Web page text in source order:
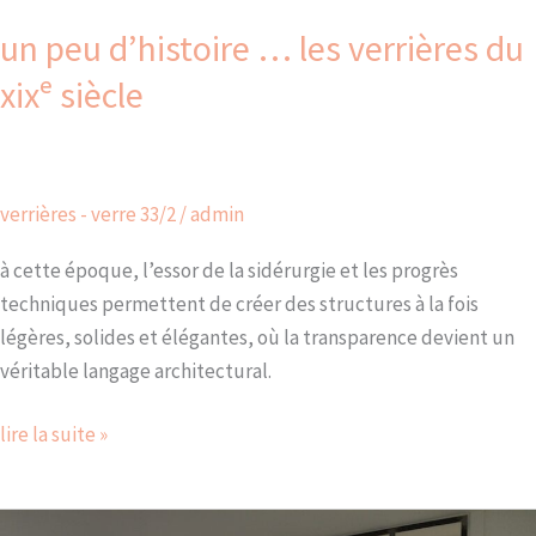
un peu d’histoire … les verrières du
xixᵉ siècle
verrières - verre 33/2/admin
à cette époque, l’essor de la sidérurgie et les progrès
techniques permettent de créer des structures à la fois
légères, solides et élégantes, où la transparence devient un
véritable langage architectural.
lire la suite »